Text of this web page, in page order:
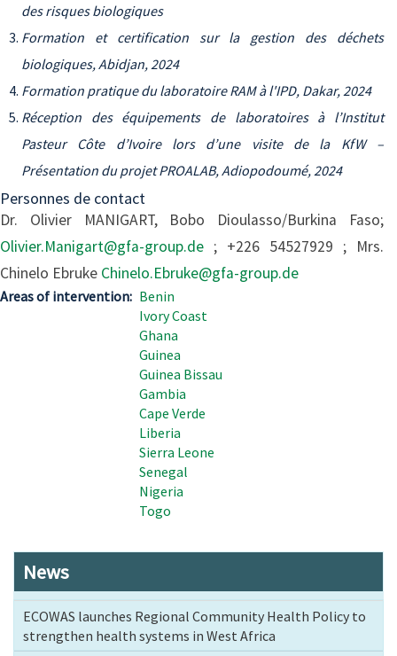
des risques biologiques
Formation et certification sur la gestion des déchets
biologiques, Abidjan, 2024
Formation pratique du laboratoire RAM à l'IPD, Dakar, 2024
Réception des équipements de laboratoires à l’Institut
Pasteur Côte d’Ivoire lors d’une visite de la KfW –
Présentation du projet PROALAB, Adiopodoumé, 2024
Personnes de contact
Dr. Olivier MANIGART, Bobo Dioulasso/Burkina Faso;
Olivier.Manigart@gfa-group.de ; +226 54527929 ; Mrs.
Chinelo Ebruke Chinelo.Ebruke@gfa-group.de
Areas of intervention Benin
Ivory Coast
Ghana
Guinea
Guinea Bissau
Gambia
Cape Verde
Liberia
Sierra Leone
Senegal
Nigeria
Togo
News
ECOWAS launches Regional Community Health Policy to
strengthen health systems in West Africa